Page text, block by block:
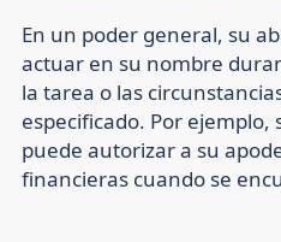
En un poder general, su
actuar en su nombre
la tarea o las
especificado. Por ejemplo,
puede autorizar a su
financieras cuando se